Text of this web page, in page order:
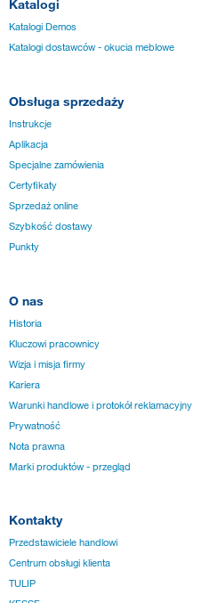
Katalogi
Katalogi Demos
Katalogi dostawców - okucia meblowe
Obsługa sprzedaży
Instrukcje
Aplikacja
Specjalne zamówienia
Certyfikaty
Sprzedaż online
Szybkość dostawy
Punkty
O nas
Historia
Kluczowi pracownicy
Wizja i misja firmy
Kariera
Warunki handlowe i protokół reklamacyjny
Prywatność
Nota prawna
Marki produktów - przegląd
Kontakty
Przedstawiciele handlowi
Centrum obsługi klienta
TULIP